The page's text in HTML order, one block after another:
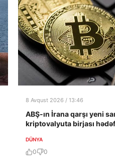
8 Avqust 2026 / 13:46
ABŞ-ın İrana qarşı yeni
kriptovalyuta birjası
DÜNYA
0 0